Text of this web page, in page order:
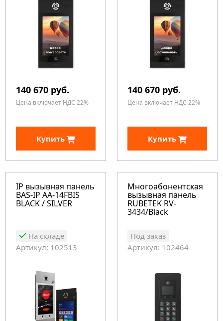
140 670 руб.
Цена включает НДС 22%
Купить
140 670 руб.
Цена включает НДС 22%
Купить
IP вызывная панель
BAS-IP AA-14FBIS
BLACK / SILVER
На складе
Артикул: 102513
Многоабонентская
вызывная панель
RUBETEK RV-
3434/Black
Под заказ
Артикул: 102464